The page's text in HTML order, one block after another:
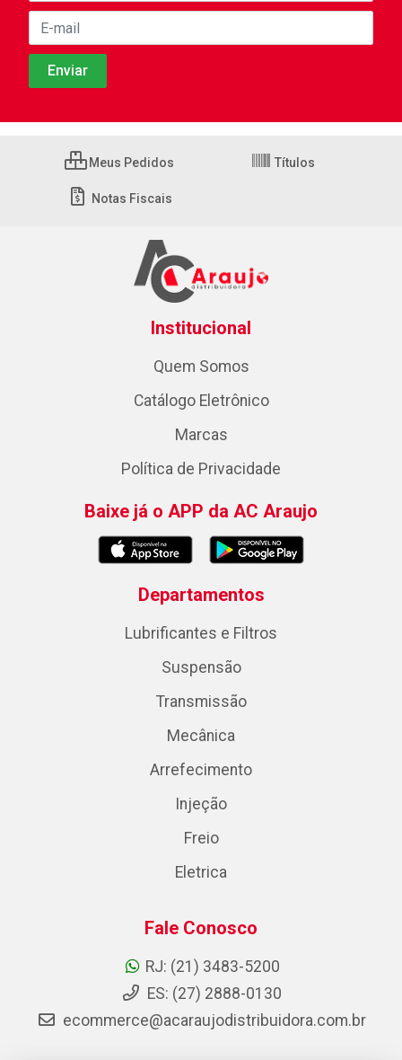
Meus Pedidos Títulos
Notas Fiscais
Institucional
Quem Somos
Catálogo Eletrônico
Marcas
Política de Privacidade
Baixe já o APP da AC Araujo
Departamentos
Lubrificantes e Filtros
Suspensão
Transmissão
Mecânica
Arrefecimento
Injeção
Freio
Eletrica
Fale Conosco
RJ: (21) 3483-5200
ES: (27) 2888-0130
ecommerce@acaraujodistribuidora.com.br